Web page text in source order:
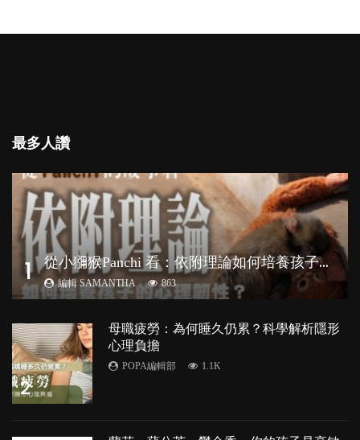
最多人讚
1 從
小獼猴Panchi 看：依附理論如何培養孩子心理韌性？
編輯 SAMANTHA 863
2
母職疲勞：為何睡久仍累？科學解析隱形
心理負擔
POPA編輯部 1.1K